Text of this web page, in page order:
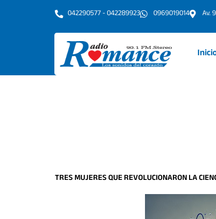
042290577 - 042289923 0969019014 Av.
TRES MUJERES QUE REVOLUCIONARON LA